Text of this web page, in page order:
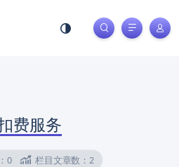
费服务
0 栏目文章数： 2